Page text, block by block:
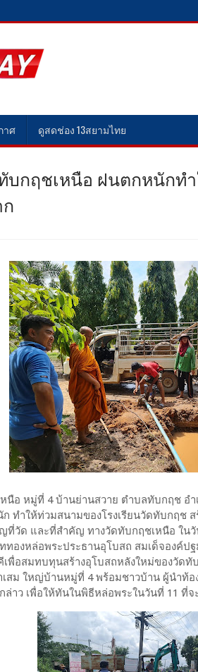
าศ ดูสดช่อง 13สยามไทย
บกฤชเหนือ ฝนตกหนักท
หนือ หมู่ที่ 4 บ้านย่านสวาย ตำบลทับกฤช อ
ทำให้ท่วมสนามของโรงเรียนวัดทับกฤช
ที่วัด และที่สำคัญ ทางวัดทับกฤชเหนือ ใน
ทองหล่อพระประธานอุโบสถ สมเด็จองค์ป
พื่อสมทบทุนสร้างอุโบสถหลังใหม่ของวัดทั
สม ใหญ่บ้านหมู่ที่ 4 พร้อมชาวบ้าน ผู้นำท้อ
ล่าว เพื่อให้ทันในพิธีหล่อพระในวันที่ 11 ที่จ